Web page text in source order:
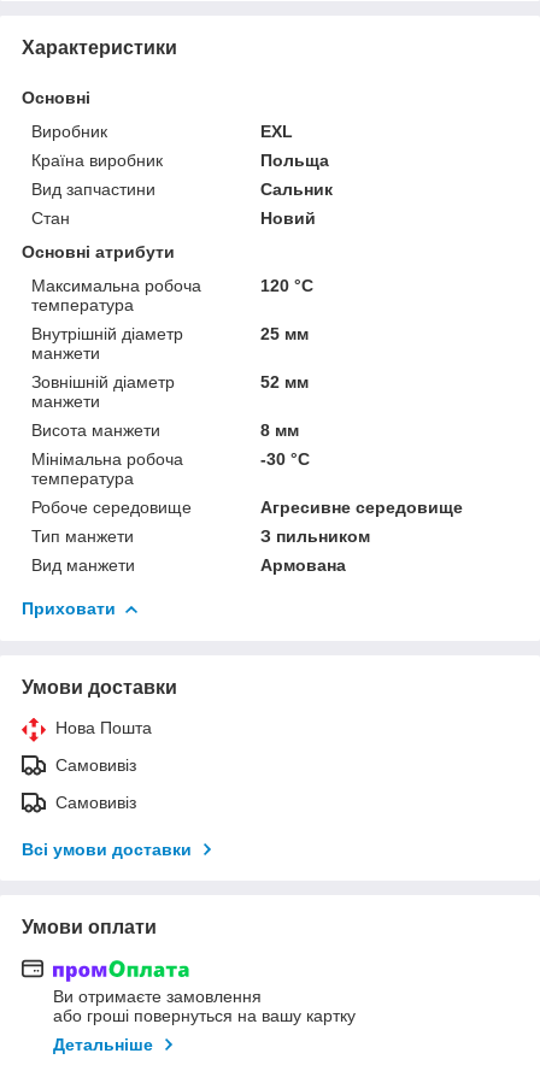
Характеристики
Основні
Виробник
EXL
Країна виробник
Польща
Вид запчастини
Сальник
Стан
Новий
Основні атрибути
Максимальна робоча
температура
120 °C
Внутрішній діаметр
манжети
25 мм
Зовнішній діаметр
манжети
52 мм
Висота манжети
8 мм
Мінімальна робоча
температура
-30 °C
Робоче середовище
Агресивне середовище
Тип манжети
З пильником
Вид манжети
Армована
Приховати
Умови доставки
Нова Пошта
Самовивіз
Самовивіз
Всі умови доставки
Умови оплати
Ви отримаєте замовлення
або гроші повернуться на вашу картку
Детальніше